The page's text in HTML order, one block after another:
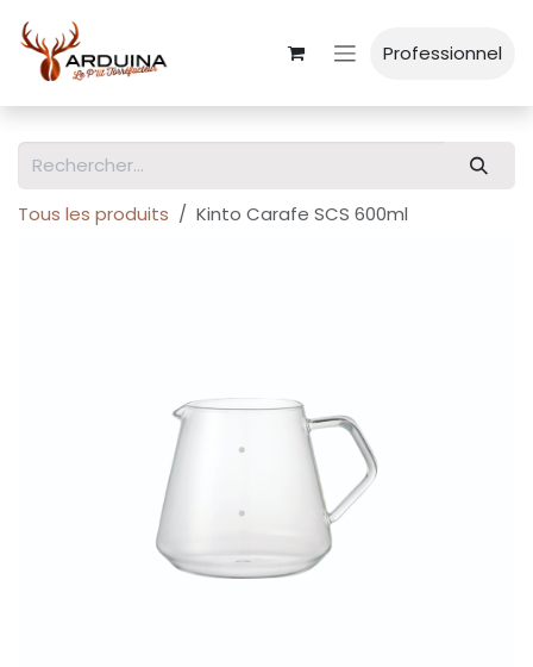
Professionnel
Tous les produits Kinto Carafe SCS 600ml